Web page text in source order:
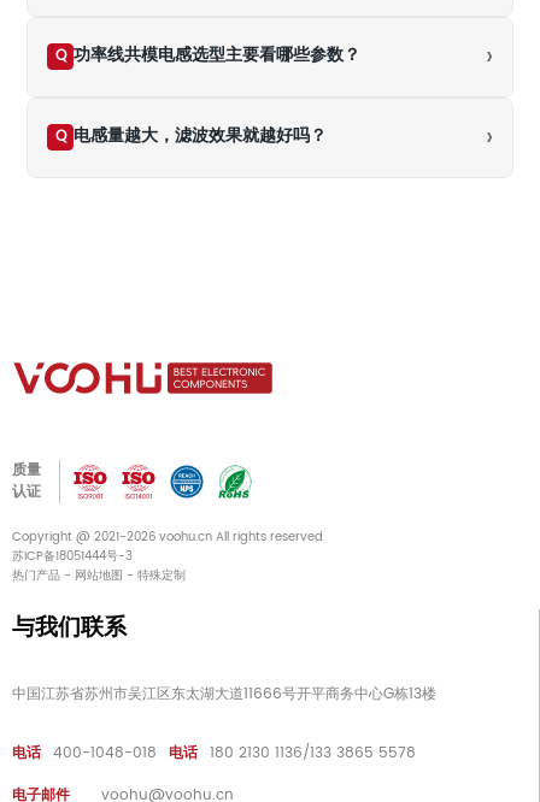
Q 功率线共模电感选型主要看哪些参数？ ›
Q 电感量越大，滤波效果就越好吗？ ›
质量
认证
Copyright @ 2021-2026 voohu.cn All rights reserved
苏ICP备18051444号-3
热门产品 - 网站地图 - 特殊定制
与我们联系
中国江苏省苏州市吴江区东太湖大道11666号开平商务中心G栋13楼
电话 400-1048-018 电话 180 2130 1136/133 3865 5578
电子邮件
voohu@voohu.cn